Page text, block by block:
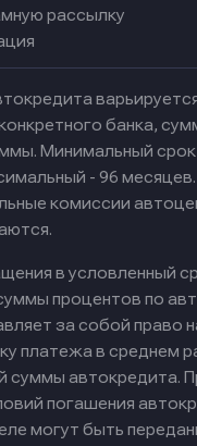
рассылку
банка,
Минимальный
- 96
комиссии
в условленный
процентов по
за собой право
платежа в среднем
суммы автокредита.
погашения
могут быть